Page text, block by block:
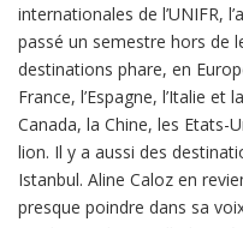
internationales de l’UNIFR,
passé un semestre hors de
destinations phare, en
France, l’Espagne, l’Italie
Canada, la Chine, les Etats-
lion. Il y a aussi des
Istanbul. Aline Caloz en
presque poindre dans sa